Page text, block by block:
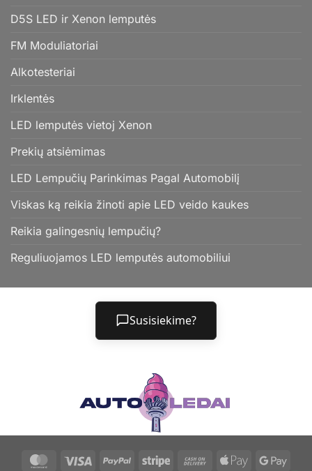
D5S LED ir Xenon lemputės
FM Moduliatoriai
Alkotesteriai
Irklentės
LED lemputės vietoj Xenon
Prekių atsiėmimas
LED Lempučių Parinkimas Pagal Automobilį
Viskas ką reikia žinoti apie LED veido kaukes
Reikia galingesnių lempučių?
Reguliuojamos LED lemputės automobiliui
Susisiekime?